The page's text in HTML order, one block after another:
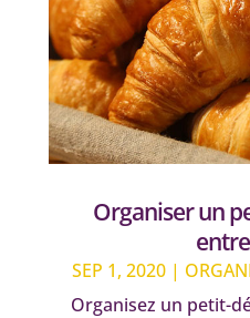
Organiser un
SEP 1, 2020|
Organisez un petit-